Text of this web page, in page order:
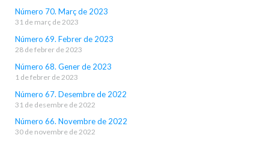
Número 70. Març de 2023
31 de març de 2023
Número 69. Febrer de 2023
28 de febrer de 2023
Número 68. Gener de 2023
1 de febrer de 2023
Número 67. Desembre de 2022
31 de desembre de 2022
Número 66. Novembre de 2022
30 de novembre de 2022